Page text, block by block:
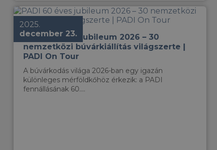
2025.
december 23.
PADI 60 éves jubileum 2026 – 30
nemzetközi búvárkiállítás világszerte |
PADI On Tour
A búvárkodás világa 2026-ban egy igazán
különleges mérföldkőhöz érkezik: a PADI
fennállásának 60....